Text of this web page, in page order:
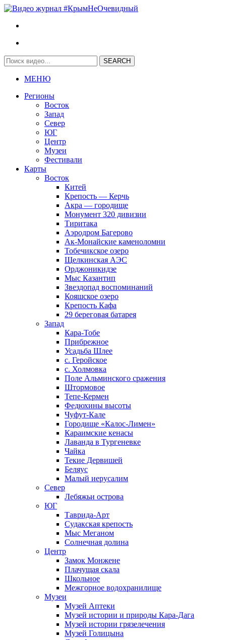
МЕНЮ
Регионы
Восток
Запад
Север
ЮГ
Центр
Музеи
Фестивали
Карты
Восток
Китей
Крепость — Керчь
Акра — городище
Монумент 320 дивизии
Тиритака
Аэродром Багерово
Ак-Монайские каменоломни
Тобечикское озеро
Щелкинская АЭС
Орджоникидзе
Мыс Казантип
Звездопад воспоминаний
Кояшское озеро
Крепость Кафа
29 береговая батарея
Запад
Кара-Тобе
Прибрежное
Усадьба Шлее
с. Геройское
с. Холмовка
Поле Альминского сражения
Штормовое
Тепе-Кермен
Федюхины высоты
Чуфут-Кале
Городище «Калос-Лимен»
Караимские кенасы
Лаванда в Тургеневке
Чайка
Текие Дервишей
Беляус
Малый иерусалим
Север
Лебяжьи острова
ЮГ
Таврида-Арт
Судакская крепость
Мыс Меганом
Солнечная долина
Центр
Замок Монжене
Плачущая скала
Школьное
Межгорное водохранилище
Музеи
Музей Аптеки
Музей истории и природы Кара-Дага
Музей истории грязелечения
Музей Голицына